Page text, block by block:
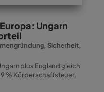
Ungarn
, Sicherheit,
plus England gleich
% Körperschaftsteuer,